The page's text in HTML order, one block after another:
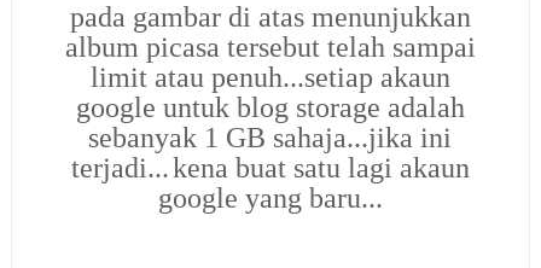
pada gambar di atas menunjukkan
album picasa tersebut telah sampai
limit atau penuh...setiap akaun
google untuk blog storage adalah
sebanyak 1 GB sahaja...jika ini
terjadi...kena buat satu lagi akaun
google yang baru...